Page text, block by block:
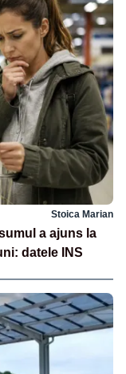
Stoica Marian
a ajuns la
datele INS